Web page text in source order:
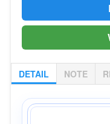
`
DETAIL NOTE